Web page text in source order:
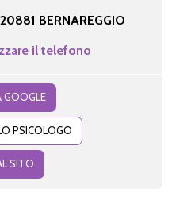
20881 BERNAREGGIO
il telefono
GOOGLE
PSICOLOGO
SITO